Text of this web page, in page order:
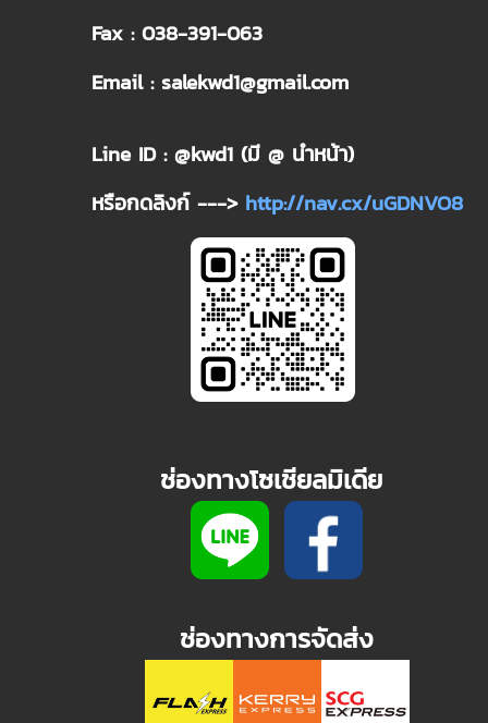
Fax : 038-391-063
Email : salekwd1@gmail.com
Line ID : @kwd1 (มี @ นำหน้า)
หรือกดลิงก์ ---> http://nav.cx/uGDNVO8
ช่องทางโซเชียลมิเดีย
ช่องทางการจัดส่ง